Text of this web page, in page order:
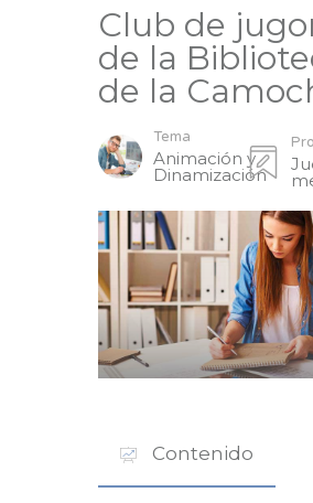
Club de
de la
de la
Tema
Animación y
Dinamización
Contenido